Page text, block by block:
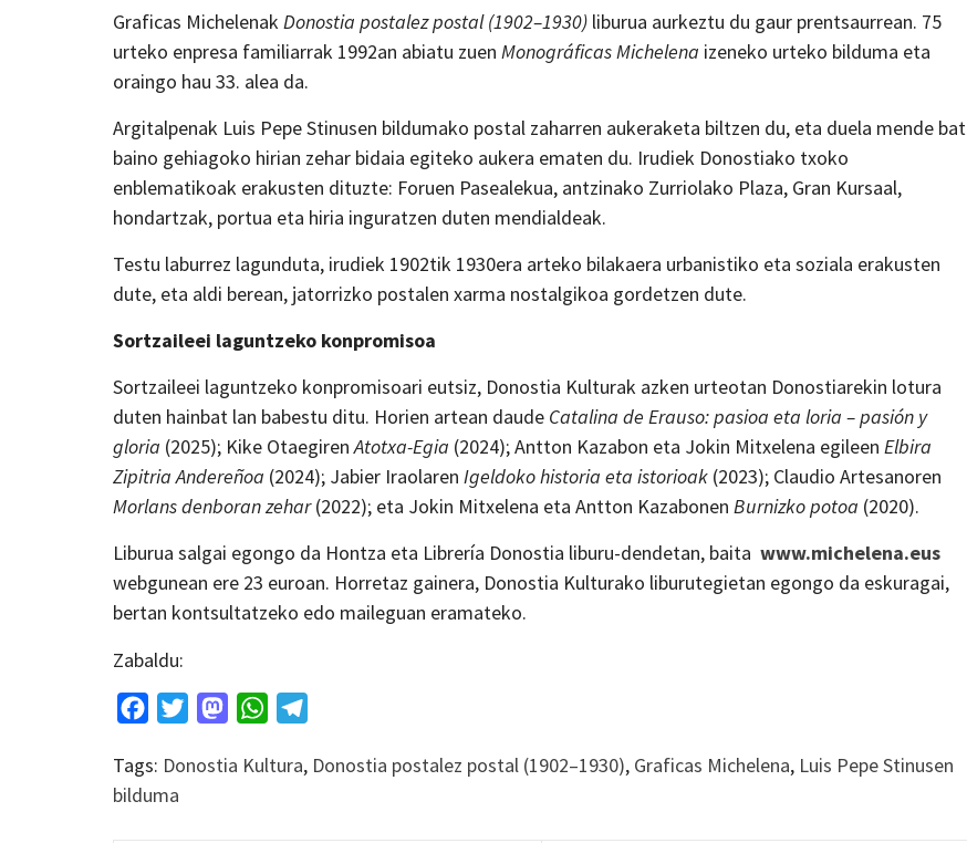
Graficas Michelenak Donostia postalez postal (1902–1930) liburua aurkeztu du gaur prentsaurrean. 75
urteko enpresa familiarrak 1992an abiatu zuen Monográficas Michelena izeneko urteko bilduma eta
oraingo hau 33. alea da.
Argitalpenak Luis Pepe Stinusen bildumako postal zaharren aukeraketa biltzen du, eta duela mende bat
baino gehiagoko hirian zehar bidaia egiteko aukera ematen du. Irudiek Donostiako txoko
enblematikoak erakusten dituzte: Foruen Pasealekua, antzinako Zurriolako Plaza, Gran Kursaal,
hondartzak, portua eta hiria inguratzen duten mendialdeak.
Testu laburrez lagunduta, irudiek 1902tik 1930era arteko bilakaera urbanistiko eta soziala erakusten
dute, eta aldi berean, jatorrizko postalen xarma nostalgikoa gordetzen dute.
Sortzaileei laguntzeko konpromisoa
Sortzaileei laguntzeko konpromisoari eutsiz, Donostia Kulturak azken urteotan Donostiarekin lotura
duten hainbat lan babestu ditu. Horien artean daude Catalina de Erauso: pasioa eta loria – pasión y
gloria (2025); Kike OtaegirenAtotxa-Egia (2024); Antton Kazabon eta Jokin Mitxelena egileen Elbira
Zipitria Andereñoa (2024); Jabier Iraolaren Igeldoko historia eta istorioak (2023); Claudio Artesanoren
Morlans denboran zehar(2022); eta Jokin Mitxelena eta Antton Kazabonen Burnizko potoa (2020).
Liburua salgai egongo da Hontza eta Librería Donostia liburu-dendetan, baita www.michelena.eus
webgunean ere 23 euroan. Horretaz gainera, Donostia Kulturako liburutegietan egongo da eskuragai,
bertan kontsultatzeko edo maileguan eramateko.
Zabaldu:
FacebookTwitterMastodonWhatsApp
Tags: Donostia Kultura, Donostia postalez postal (1902–1930), Graficas Michelena, Luis Pepe Stinusen
bilduma